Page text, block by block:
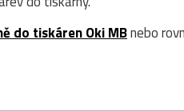
do tiskáren Oki MBnebo